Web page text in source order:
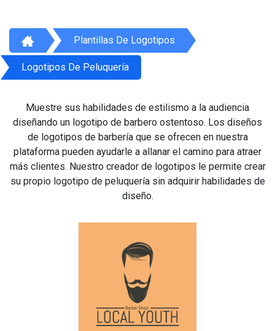
Plantillas De Logotipos
Logotipos De Peluquería
Muestre sus habilidades de estilismo a la audiencia
diseñando un logotipo de barbero ostentoso. Los diseños
de logotipos de barbería que se ofrecen en nuestra
plataforma pueden ayudarle a allanar el camino para atraer
más clientes. Nuestro creador de logotipos le permite crear
su propio logotipo de peluquería sin adquirir habilidades de
diseño.